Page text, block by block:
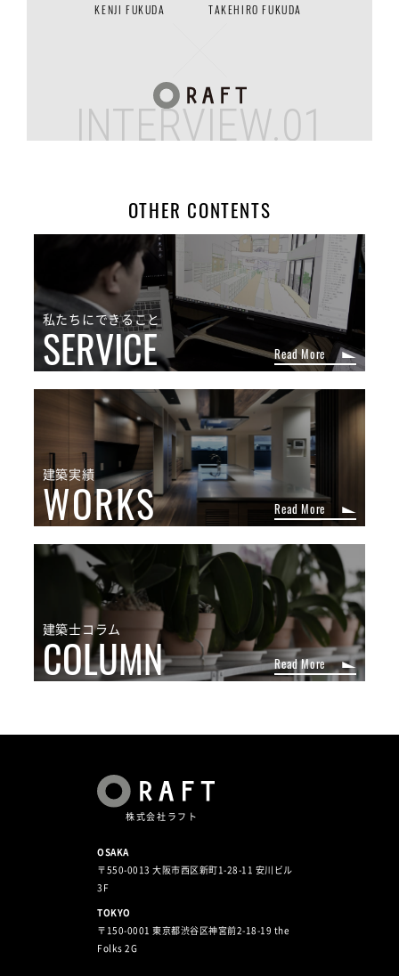
KENJI FUKUDA TAKEHIRO FUKUDA
INTERVIEW.01
OTHER CONTENTS
私たちにできること
SERVICE Read More
建築実績
WORKS Read More
建築士コラム
COLUMN Read More
株式会社ラフト
OSAKA
〒550-0013 大阪市西区新町1-28-11 安川ビル
3F
TOKYO
〒150-0001 東京都渋谷区神宮前2-18-19 the
Folks 2G